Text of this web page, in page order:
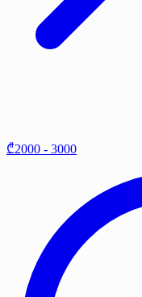
₾2000 - 3000